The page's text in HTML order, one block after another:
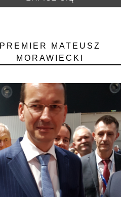
PREMIER MATEUSZ
MORAWIECKI